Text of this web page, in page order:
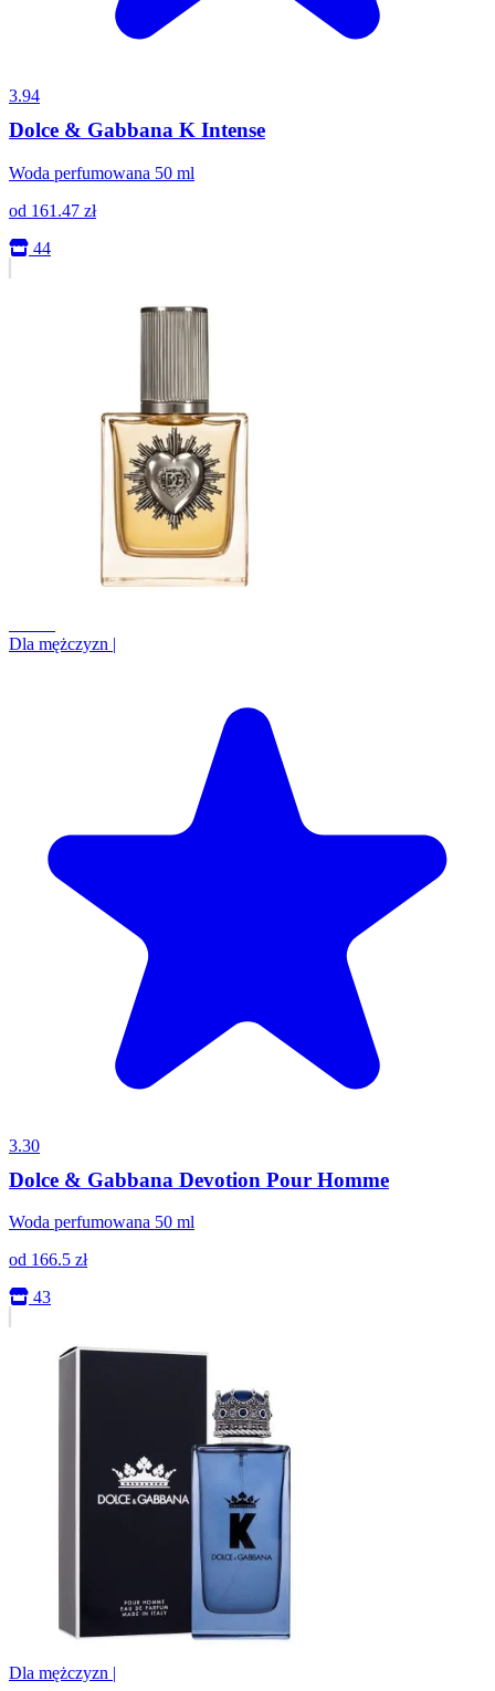
3.94
Dolce & Gabbana K Intense
Woda perfumowana 50 ml
od 161.47 zł
44
Dla mężczyzn |
3.30
Dolce & Gabbana Devotion Pour Homme
Woda perfumowana 50 ml
od 166.5 zł
43
Dla mężczyzn |